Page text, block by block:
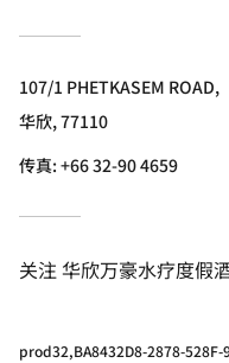
107/1 PHETKASEM ROAD,
华欣, 77110
传真:+66 32-90 4659
关注华欣万豪水疗度假
prod32,BA8432D8-2878-528F-